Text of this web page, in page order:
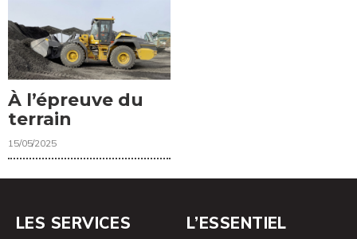
À l’épreuve du
terrain
15/05/2025
LES SERVICES L’ESSENTIEL